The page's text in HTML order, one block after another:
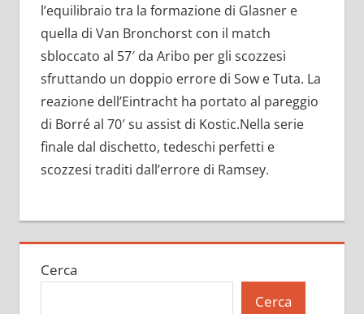
l’equilibraio tra la formazione di Glasner e
quella di Van Bronchorst con il match
sbloccato al 57′ da Aribo per gli scozzesi
sfruttando un doppio errore di Sow e Tuta. La
reazione dell’Eintracht ha portato al pareggio
di Borré al 70′ su assist di Kostic.Nella serie
finale dal dischetto, tedeschi perfetti e
scozzesi traditi dall’errore di Ramsey.
Cerca
Cerca